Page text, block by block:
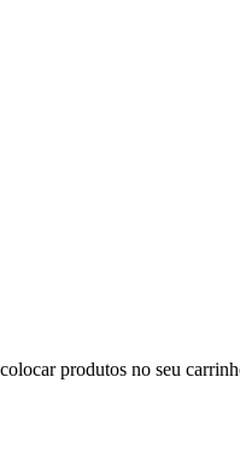
produtos no seu